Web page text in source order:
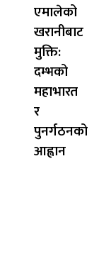
एमालेको
खरानीबाट
मुक्ति:
दम्भको
महाभारत
र
पुनर्गठनको
आह्वान